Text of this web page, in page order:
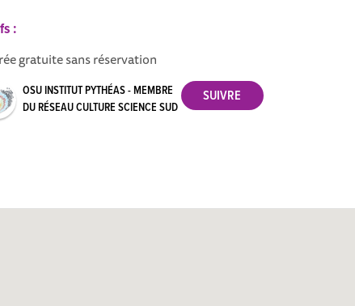
:
gratuite sans réservation
OSU INSTITUT PYTHÉAS - MEMBRE
DU RÉSEAU CULTURE SCIENCE SUD